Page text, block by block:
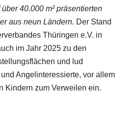
40.000 m² präsentierten
aus neun Ländern. Der Stand
Thüringen e.V. in
im Jahr 2025 zu den
und lud
Angelinteressierte, vor allem
Kindern zum Verweilen ein.